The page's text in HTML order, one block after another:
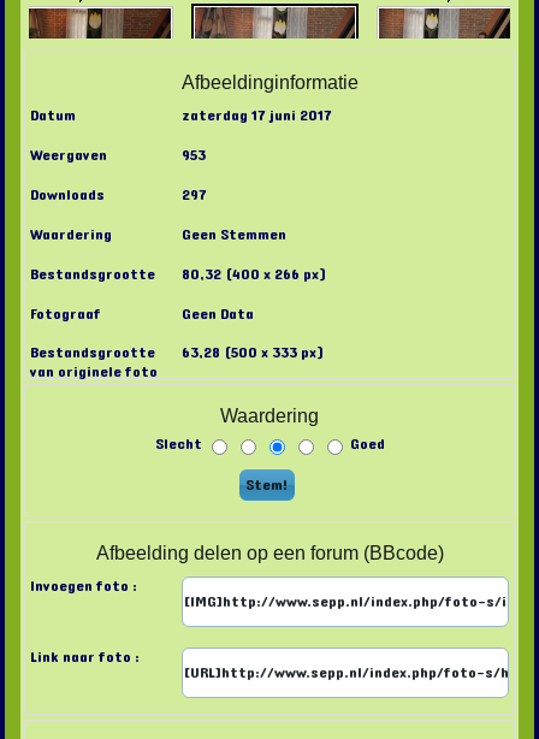
Afbeeldinginformatie
Datum
zaterdag 17 juni 2017
Weergaven
953
Downloads
297
Waardering
Geen Stemmen
Bestandsgrootte
80,32 (400 x 266 px)
Fotograaf
Geen Data
Bestandsgrootte
van originele foto
63,28 (500 x 333 px)
Waardering
Slecht Goed
Afbeelding delen op een forum (BBcode)
Invoegen foto :
Link naar foto :